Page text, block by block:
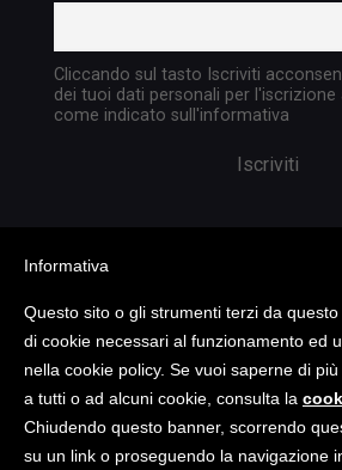
Cliccando sul tasto Iscriviti
dei tuoi dati personali per
come indicato sull'informativa
Copyright @ 2023 TATTICA
reserved | P.I.
Informativa
Questo sito o gli strumenti terzi da
di cookie necessari al funzionamento ed
nella cookie policy. Se vuoi saperne di
a tutti o ad alcuni cookie, consulta la
Chiudendo questo banner, scorrendo
su un link o proseguendo la navigazione